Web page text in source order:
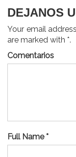
DEJANOS
Your email
are marked with *.
Comentarios
Full Name *